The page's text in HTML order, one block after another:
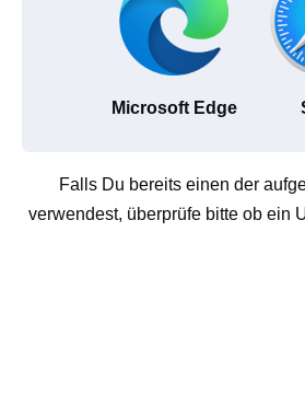
Microsoft Edge
Falls Du bereits einen der
verwendest, überprüfe bitte ob ein